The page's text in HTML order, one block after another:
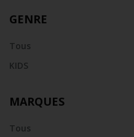
GENRE
Tous
KIDS
MARQUES
Tous